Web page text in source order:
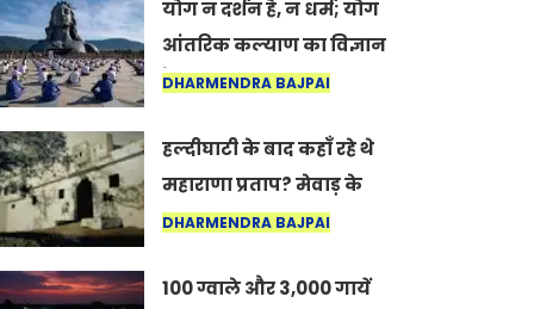
योग न दर्शन है, न धर्म; योग
आंतरिक कल्याण का विज्ञान
है: अंतरराष्ट्रीय योग दिवस
DHARMENDRA BAJPAI
हल्दीघाटी के बाद कहाँ रहे थे
महाराणा प्रताप? मेवाड़ के
इतिहास का वह अनकहा
में जीवित है
DHARMENDRA BAJPAI
100 ग्वाले और 3,000 गायें